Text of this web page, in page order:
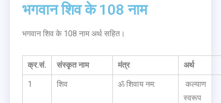
भगवान शिव के 108 नाम
भगवान शिव के 108 नाम अर्थ सहित।
क्र.सं. संस्कृत नाम मंत्र अर्थ
1 शिव ॐ शिवाय नम:
कल्याण
स्वरूप